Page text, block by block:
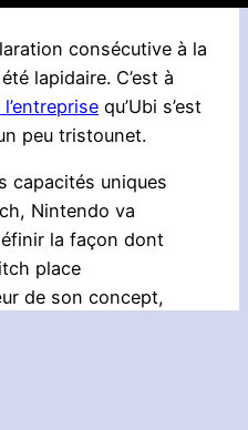
consécutive à la
lapidaire. C’est à
qu’Ubi s’est
peu tristounet.
capacités uniques
Nintendo va
la façon dont
place
de son concept,